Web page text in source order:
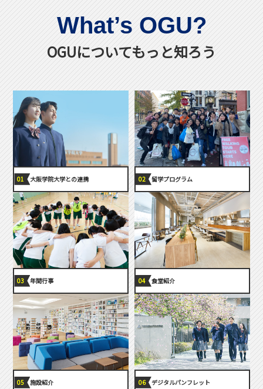
What’s OGU?
OGUについてもっと知ろう
大阪学院大学との連携 留学プログラム
年間行事 食堂紹介
施設紹介 デジタルパンフレット